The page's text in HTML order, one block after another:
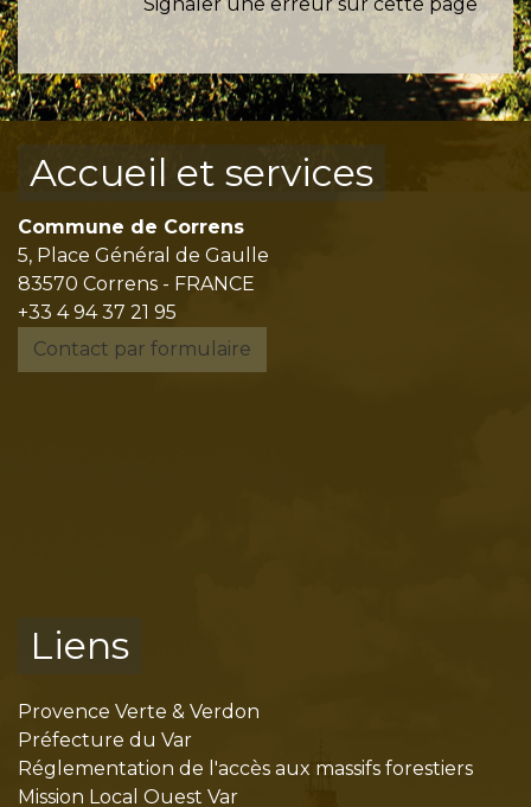
Accueil et services
Commune de Correns
5, Place Général de Gaulle
83570 Correns - FRANCE
+33 4 94 37 21 95
Contact par formulaire
Liens
Provence Verte & Verdon
Préfecture du Var
Réglementation de l'accès aux massifs forestiers
Mission Local Ouest Var